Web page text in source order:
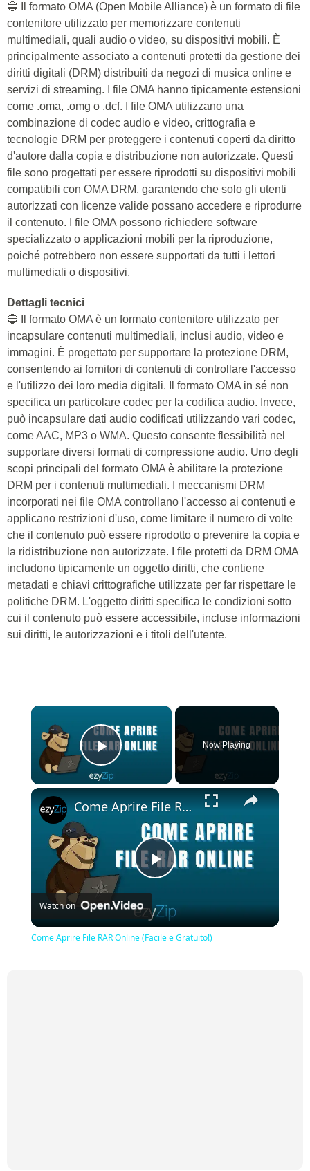
🔵 Il formato OMA (Open Mobile Alliance) è un formato di file
contenitore utilizzato per memorizzare contenuti
multimediali, quali audio o video, su dispositivi mobili. È
principalmente associato a contenuti protetti da gestione dei
diritti digitali (DRM) distribuiti da negozi di musica online e
servizi di streaming. I file OMA hanno tipicamente estensioni
come .oma, .omg o .dcf. I file OMA utilizzano una
combinazione di codec audio e video, crittografia e
tecnologie DRM per proteggere i contenuti coperti da diritto
d'autore dalla copia e distribuzione non autorizzate. Questi
file sono progettati per essere riprodotti su dispositivi mobili
compatibili con OMA DRM, garantendo che solo gli utenti
autorizzati con licenze valide possano accedere e riprodurre
il contenuto. I file OMA possono richiedere software
specializzato o applicazioni mobili per la riproduzione,
poiché potrebbero non essere supportati da tutti i lettori
multimediali o dispositivi.
Dettagli tecnici
🔵 Il formato OMA è un formato contenitore utilizzato per
incapsulare contenuti multimediali, inclusi audio, video e
immagini. È progettato per supportare la protezione DRM,
consentendo ai fornitori di contenuti di controllare l'accesso
e l'utilizzo dei loro media digitali. Il formato OMA in sé non
specifica un particolare codec per la codifica audio. Invece,
può incapsulare dati audio codificati utilizzando vari codec,
come AAC, MP3 o WMA. Questo consente flessibilità nel
supportare diversi formati di compressione audio. Uno degli
scopi principali del formato OMA è abilitare la protezione
DRM per i contenuti multimediali. I meccanismi DRM
incorporati nei file OMA controllano l'accesso ai contenuti e
applicano restrizioni d'uso, come limitare il numero di volte
che il contenuto può essere riprodotto o prevenire la copia e
la ridistribuzione non autorizzate. I file protetti da DRM OMA
includono tipicamente un oggetto diritti, che contiene
metadati e chiavi crittografiche utilizzate per far rispettare le
politiche DRM. L'oggetto diritti specifica le condizioni sotto
cui il contenuto può essere accessibile, incluse informazioni
sui diritti, le autorizzazioni e i titoli dell'utente.
×
Play Video
Now Playing
×
Play
Video
Come Aprire File RAR Online (Facile e Gratuito!)
Watch on
Come Aprire File RAR Online (Facile e Gratuito!)